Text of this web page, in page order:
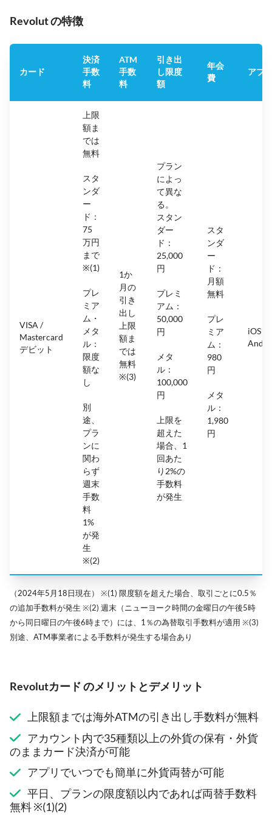
Revolut の特徴
カード
決済
手数
料
ATM
手数
料
引き出
し限度
額
年会
費
アプ
VISA /
Mastercard
デビット
上限
額ま
では
無料
スタ
ンダ
ー
ド：
75
万円
まで
※(1)
プレ
ミア
ム・
メタ
ル：
限度
額な
し
別
途、
プラ
ンに
関わ
らず
週末
手数
料
1%
が発
生
※(2)
1か
月の
引き
出し
上限
額ま
では
無料
※(3)
プラン
によっ
て異な
る。
スタン
ダー
ド：
25,000
円
プレミ
アム：
50,000
円
メタ
ル：
100,000
円
上限を
超えた
場合、1
回あた
り2%の
手数料
が発生
スタ
ンダ
ー
ド：
月額
無料
プレ
ミア
ム：
980
円
メタ
ル：
1,980
円
iOS &
（2024年5月18日現在） ※(1) 限度額を超えた場合、取引ごとに0.5％
の追加手数料が発生 ※(2) 週末（ニューヨーク時間の金曜日の午後5時
から同日曜日の午後6時まで）には、1％の為替取引手数料が適用 ※(3)
別途、ATM事業者による手数料が発生する場合あり
Revolutカード のメリットとデメリット
上限額までは海外ATMの引き出し手数料が無料
アカウント内で35種類以上の外貨の保有・外貨
のままカード決済が可能
アプリでいつでも簡単に外貨両替が可能
平日、プランの限度額以内であれば両替手数料
無料 ※(1)(2)